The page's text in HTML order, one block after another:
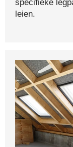
specifieke
leien.